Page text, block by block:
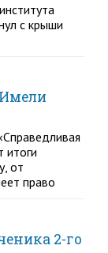
с крыши
итоги
от
право
2-го